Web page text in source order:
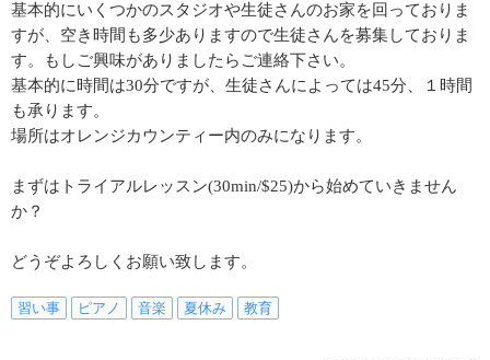
基本的にいくつかのスタジオや生徒さんのお家を回っておりま
すが、空き時間も多少ありますので生徒さんを募集しておりま
す。もしご興味がありましたらご連絡下さい。
基本的に時間は30分ですが、生徒さんによっては45分、１時間
も承ります。
場所はオレンジカウンティー内のみになります。
まずはトライアルレッスン(30min/$25)から始めていきません
か？
どうぞよろしくお願い致します。
習い事 ピアノ 音楽 夏休み 教育